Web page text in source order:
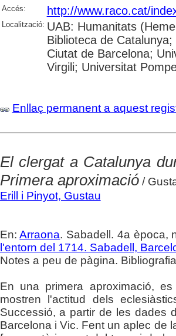
Accés: http://www.raco.cat/
Localització: UAB: Humanitats
Biblioteca de
Ciutat de Barcelona;
Virgili; Universitat
Enllaç permanent a aquest
El clergat a Catalunya
Primera aproximació/
Erill i Pinyot, Gustau
En:Arraona. Sabadell. 4a època,
l'entorn del 1714. Sabadell,
Notes a peu de pàgina.
En una primera aproximació,
mostren l'actitud dels
Successió, a partir de les dades
Barcelona i Vic. Fent un aplec de